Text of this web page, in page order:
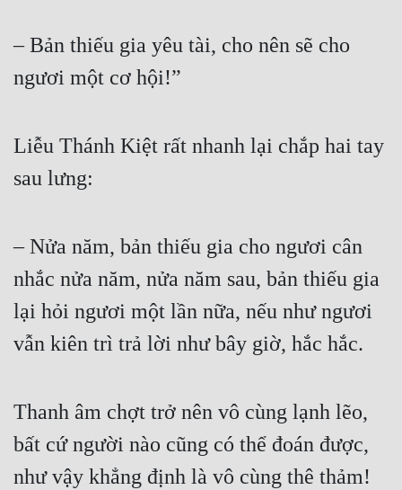
– Bản thiếu gia yêu tài, cho nên sẽ cho
ngươi một cơ hội!”
Liễu Thánh Kiệt rất nhanh lại chắp hai tay
sau lưng:
– Nửa năm, bản thiếu gia cho ngươi cân
nhắc nửa năm, nửa năm sau, bản thiếu gia
lại hỏi ngươi một lần nữa, nếu như ngươi
vẫn kiên trì trả lời như bây giờ, hắc hắc.
Thanh âm chợt trở nên vô cùng lạnh lẽo,
bất cứ người nào cũng có thể đoán được,
như vậy khẳng định là vô cùng thê thảm!